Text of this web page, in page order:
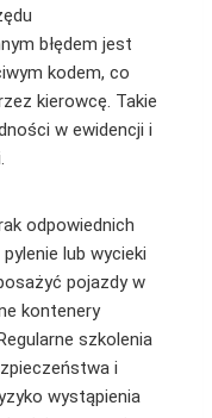
błędem jest
kodem, co
kierowcę. Takie
w ewidencji i
odpowiednich
lub wycieki
pojazdy w
kontenery
szkolenia
i
wystąpienia